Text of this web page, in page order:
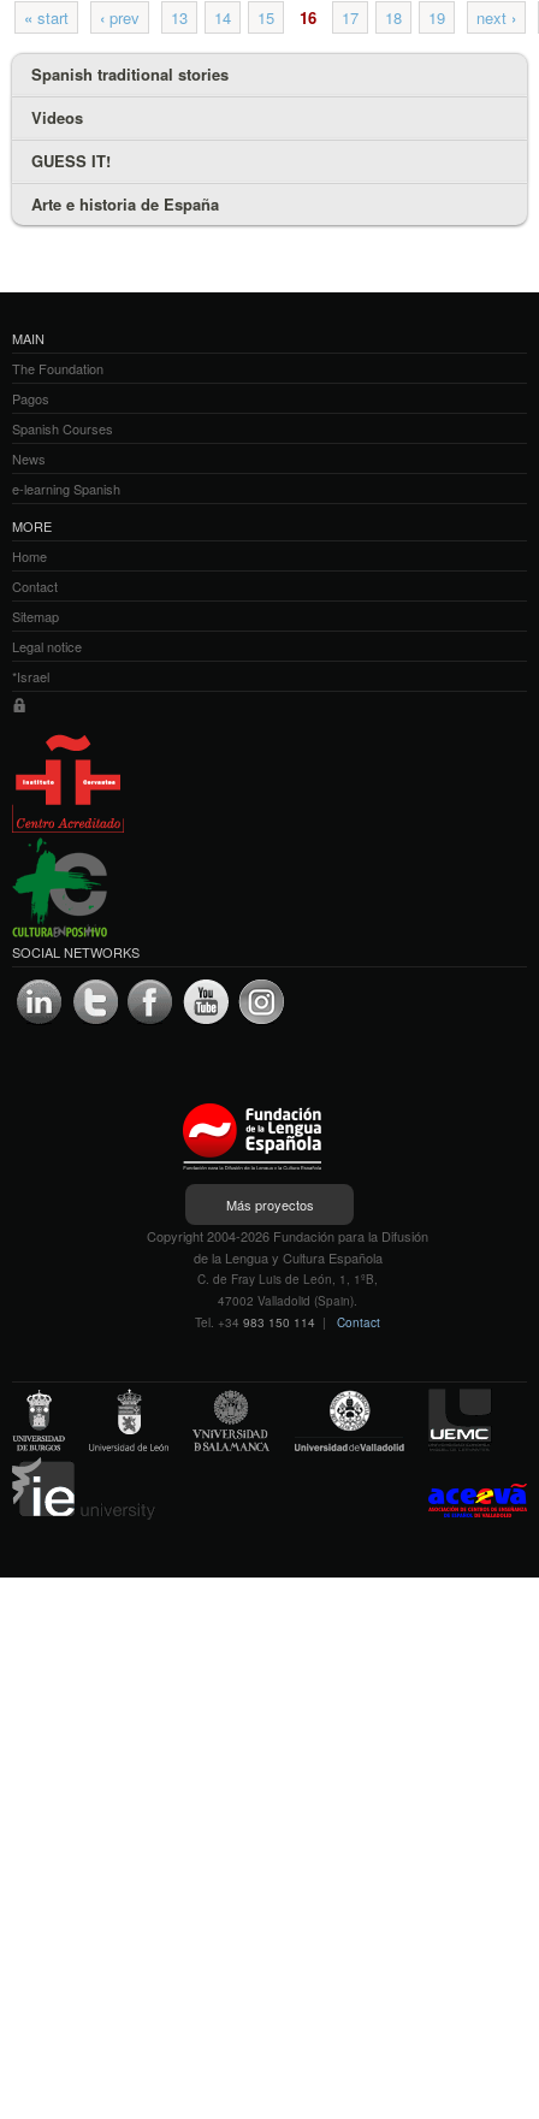
« start ‹ prev 13 14 15 16 17 18 19 next ›
Spanish traditional stories
Videos
GUESS IT!
Arte e historia de España
MAIN
The Foundation
Pagos
Spanish Courses
News
e-learning Spanish
MORE
Home
Contact
Sitemap
Legal notice
*Israel
SOCIAL NETWORKS
Más proyectos
Copyright 2004-2026 Fundación para la Difusión
de la Lengua y Cultura Española
C. de Fray Luis de León, 1, 1ºB,
47002 Valladolid (Spain).
Tel. +34 983 150 114 | Contact